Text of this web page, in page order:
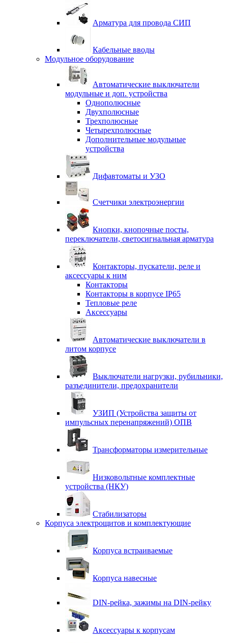
Арматура для провода СИП
Кабельные вводы
Модульное оборудование
Автоматические выключатели
модульные и доп. устройства
Однополюсные
Двухполюсные
Трехполюсные
Четырехполюсные
Дополнительные модульные
устройства
Дифавтоматы и УЗО
Счетчики электроэнергии
Кнопки, кнопочные посты,
переключатели, светосигнальная арматура
Контакторы, пускатели, реле и
аксессуары к ним
Контакторы
Контакторы в корпусе IP65
Тепловые реле
Аксессуары
Автоматические выключатели в
литом корпусе
Выключатели нагрузки, рубильники,
разъединители, предохранители
УЗИП (Устройства защиты от
импульсных перенапряжений) ОПВ
Трансформаторы измерительные
Низковольтные комплектные
устройства (НКУ)
Стабилизаторы
Корпуса электрощитов и комплектующие
Корпуса встраиваемые
Корпуса навесные
DIN-рейка, зажимы на DIN-рейку
Аксессуары к корпусам